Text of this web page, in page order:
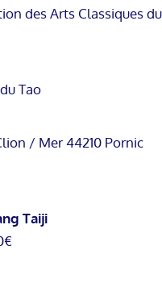
des Arts Classiques
Tao
/ Mer 44210 Pornic
Taiji